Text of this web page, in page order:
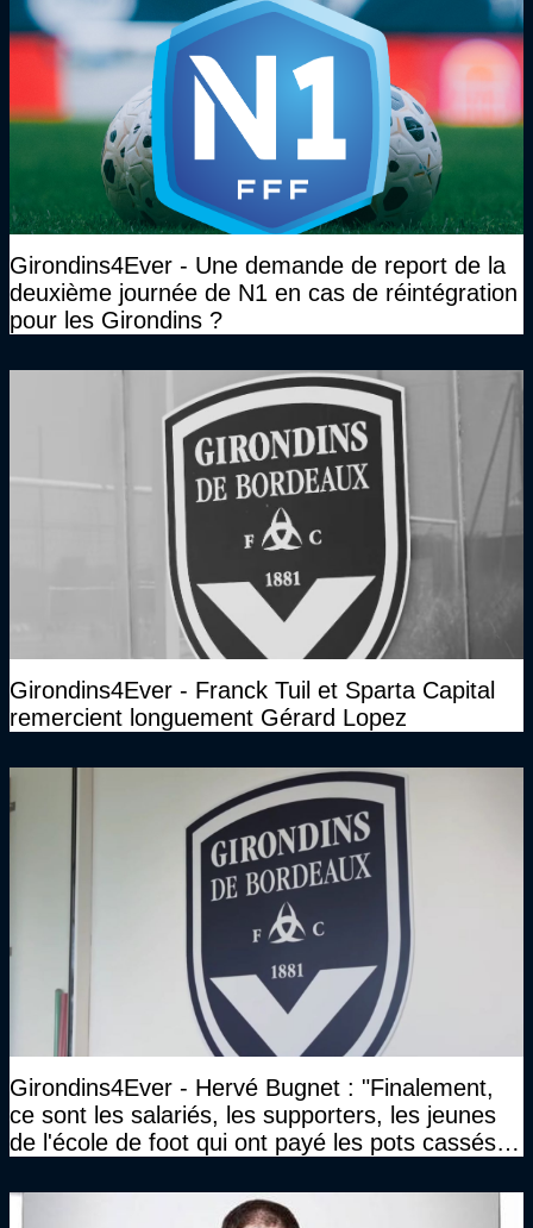
Girondins4Ever - Une demande de report de la
deuxième journée de N1 en cas de réintégration
pour les Girondins ?
Girondins4Ever - Franck Tuil et Sparta Capital
remercient longuement Gérard Lopez
Girondins4Ever - Hervé Bugnet : "Finalement,
ce sont les salariés, les supporters, les jeunes
de l'école de foot qui ont payé les pots cassés